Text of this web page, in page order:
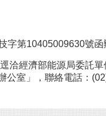
字第10405009630號函
洽經濟部能源局委託
室」，聯絡電話：